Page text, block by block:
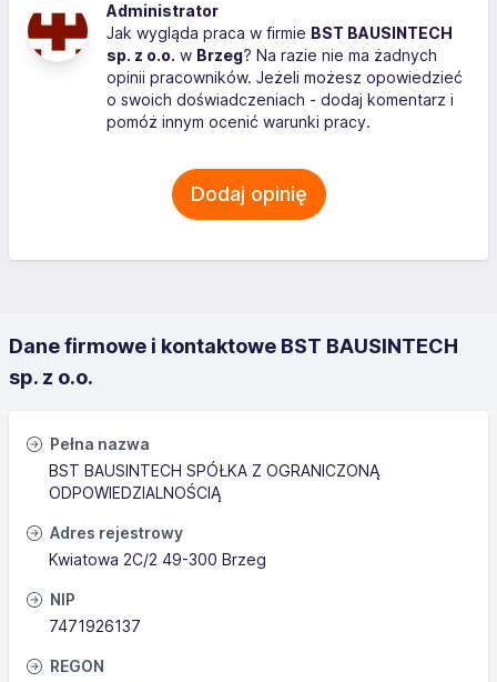
Administrator
Jak wygląda praca w firmie BST BAUSINTECH
sp. z o.o. w Brzeg? Na razie nie ma żadnych
opinii pracowników. Jeżeli możesz opowiedzieć
o swoich doświadczeniach - dodaj komentarz i
pomóż innym ocenić warunki pracy.
Dodaj opinię
Dane firmowe i kontaktowe BST BAUSINTECH
sp. z o.o.
Pełna nazwa
BST BAUSINTECH SPÓŁKA Z OGRANICZONĄ
ODPOWIEDZIALNOŚCIĄ
Adres rejestrowy
Kwiatowa 2C/2 49-300 Brzeg
NIP
7471926137
REGON